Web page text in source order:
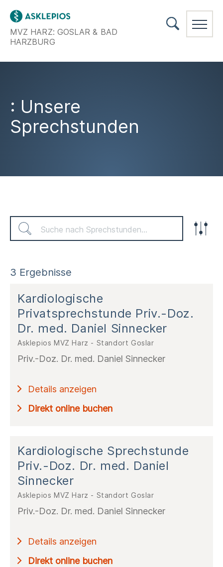
MVZ HARZ: GOSLAR & BAD
HARZBURG
: Unsere
Sprechstunden
Fachabteilung / Praxis
3 Ergebnisse
Kardiologische
Privatsprechstunde Priv.-Doz.
Dr. med. Daniel Sinnecker
Asklepios MVZ Harz - Standort Goslar
Priv.-Doz. Dr. med. Daniel Sinnecker
Details anzeigen
Direkt online buchen
Kardiologische Sprechstunde
Priv.-Doz. Dr. med. Daniel
Sinnecker
Asklepios MVZ Harz - Standort Goslar
Priv.-Doz. Dr. med. Daniel Sinnecker
Details anzeigen
Direkt online buchen